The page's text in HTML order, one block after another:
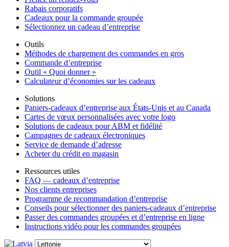
Rabais corporatifs
Cadeaux pour la commande groupée
Sélectionnez un cadeau d’entreprise
Outils
Méthodes de chargement des commandes en gros
Commande d’entreprise
Outil « Quoi donner »
Calculateur d’économies sur les cadeaux
Solutions
Paniers-cadeaux d’entreprise aux États-Unis et au Canada
Cartes de vœux personnalisées avec votre logo
Solutions de cadeaux pour ABM et fidélité
Campagnes de cadeaux électroniques
Service de demande d’adresse
Acheter du crédit en magasin
Ressources utiles
FAQ — cadeaux d’entreprise
Nos clients entreprises
Programme de recommandation d’entreprise
Conseils pour sélectionner des paniers-cadeaux d’entreprise
Passer des commandes groupées et d’entreprise en ligne
Instructions vidéo pour les commandes groupées